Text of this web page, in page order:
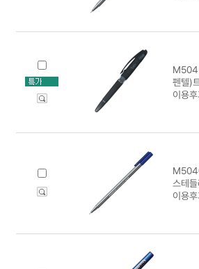
펜텔)
이용
스테
이용